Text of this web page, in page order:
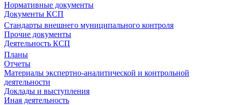
Нормативные документы
Документы КСП
Стандарты внешнего муниципального контроля
Прочие документы
Деятельность КСП
Планы
Отчеты
Материалы экспертно-аналитической и контрольной
деятельности
Доклады и выступления
Иная деятельность